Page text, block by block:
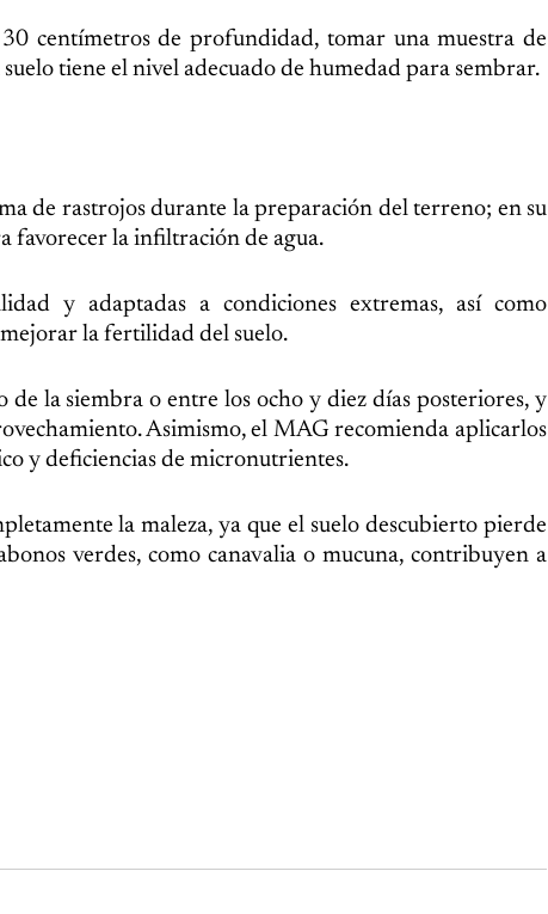
centímetros de profundidad, tomar una muestra de
tiene el nivel adecuado de humedad para sembrar.
de rastrojos durante la preparación del terreno; en su
favorecer la infiltración de agua.
y adaptadas a condiciones extremas, así como
la fertilidad del suelo.
la siembra o entre los ocho y diez días posteriores, y
Asimismo, el MAG recomienda aplicarlos
y deficiencias de micronutrientes.
la maleza, ya que el suelo descubierto pierde
verdes, como canavalia o mucuna, contribuyen a